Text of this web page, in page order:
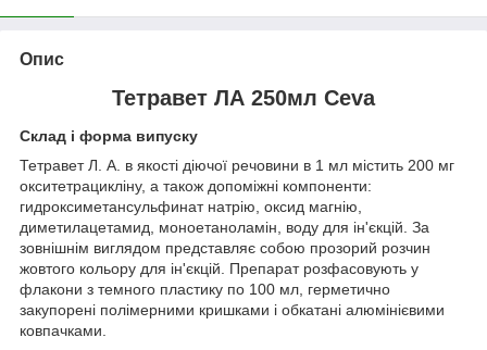
Опис
Тетравет ЛА 250мл Ceva
Склад і форма випуску
Тетравет Л. А. в якості діючої речовини в 1 мл містить 200 мг
окситетрацикліну, а також допоміжні компоненти:
гидроксиметансульфинат натрію, оксид магнію,
диметилацетамид, моноетаноламін, воду для ін'єкцій. За
зовнішнім виглядом представляє собою прозорий розчин
жовтого кольору для ін'єкцій. Препарат розфасовують у
флакони з темного пластику по 100 мл, герметично
закупорені полімерними кришками і обкатані алюмінієвими
ковпачками.